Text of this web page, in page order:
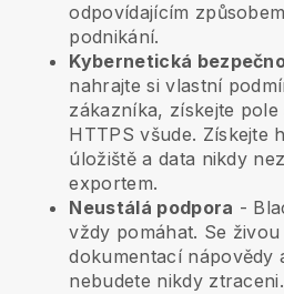
odpovídajícím
podnikání.
Kybernetická
nahrajte si vlastní
zákazníka, získejte
HTTPS všude. Získejte
úložiště a data nikdy
exportem.
Neustálá podpora -
vždy pomáhat. Se
dokumentací nápovědy
nebudete nikdy ztraceni.